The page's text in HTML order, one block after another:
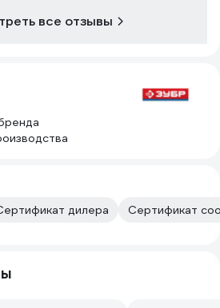
на
все отзывы
дилера Сертификат